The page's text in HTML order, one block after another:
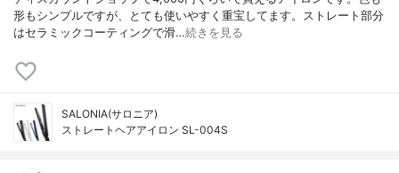
形もシンプルですが、とても使いやすく重宝してます。ストレート部分
はセラミックコーティングで滑…続きを見る
SALONIA(サロニア)
ストレートヘアアイロン SL-004S